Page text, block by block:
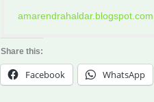
amarendrahaldar.blogspot.com
Share this:
Facebook WhatsApp